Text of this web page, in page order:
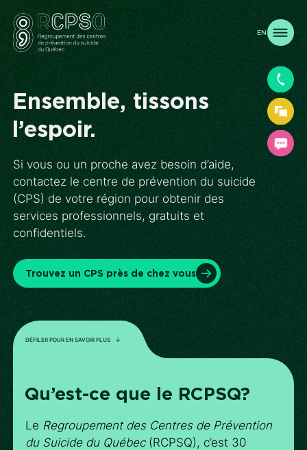
EN
Ensemble, tissons
l’espoir.
Si vous ou un proche avez besoin d’aide,
contactez le centre de prévention du suicide
(CPS) de votre région pour obtenir des
services professionnels, gratuits et
confidentiels.
Trouvez un CPS près de chez vous
DÉFILER POUR EN SAVOIR PLUS
Qu’est-ce que le RCPSQ?
Le Regroupement des Centres de Prévention
du Suicide du Québec(RCPSQ), c’est 30